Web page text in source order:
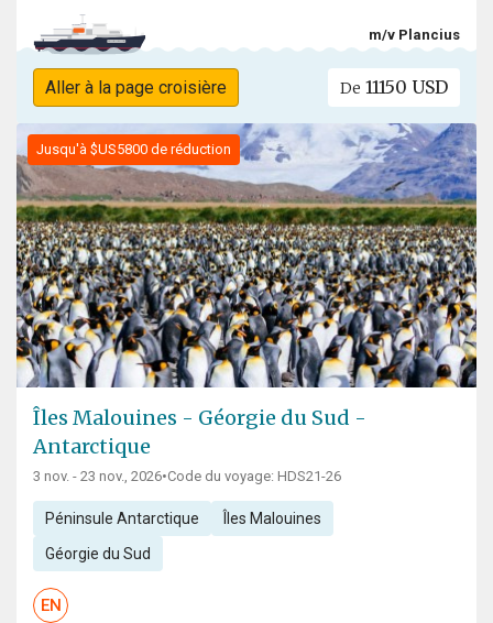
m/v Plancius
Aller à la page croisière De 11150 USD
Jusqu'à $US5800 de réduction
Îles Malouines - Géorgie du Sud -
Antarctique
3 nov. - 23 nov., 2026•Code du voyage: HDS21-26
Péninsule Antarctique Îles Malouines
Géorgie du Sud
EN